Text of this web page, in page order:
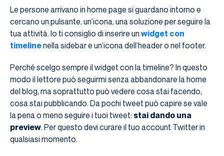
Le persone arrivano in home page si guardano intorno e
cercano un pulsante, un’icona, una soluzione per seguire la
tua attività. Io ti consiglio di inserire un widget con
timelinenella sidebar e un’icona dell’header o nel footer.
Perché scelgo sempre il widget con la timeline? In questo
modo il lettore può seguirmi senza abbandonare la home
del blog, ma soprattutto può vedere cosa stai facendo,
cosa stai pubblicando. Da pochi tweet può capire se vale
la pena o meno seguire i tuoi tweet: stai dando una
preview. Per questo devi curare il tuo account Twitter in
qualsiasi momento.